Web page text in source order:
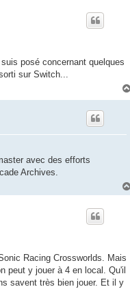
posé concernant quelques
sur Switch...
avec des efforts
Archives.
Racing Crossworlds. Mais
peut y jouer à 4 en local. Qu'il
savent très bien jouer. Et il y